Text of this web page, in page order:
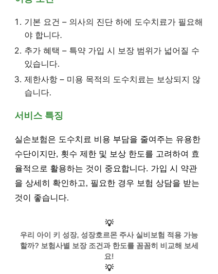
기본 요건 – 의사의 진단 하에 도수치료가 필요해
야 합니다.
추가 혜택 – 특약 가입 시 보장 범위가 넓어질 수
있습니다.
제한사항 – 미용 목적의 도수치료는 보상되지 않
습니다.
서비스 특징
실손보험은 도수치료 비용 부담을 줄여주는 유용한
수단이지만, 횟수 제한 및 보상 한도를 고려하여 효
율적으로 활용하는 것이 중요합니다. 가입 시 약관
을 상세히 확인하고, 필요한 경우 보험 상담을 받는
것이 좋습니다.
💡
우리 아이 키 성장, 성장호르몬 주사 실비보험 적용 가능
할까? 보험사별 보장 조건과 한도를 꼼꼼히 비교해 보세
요!
💡